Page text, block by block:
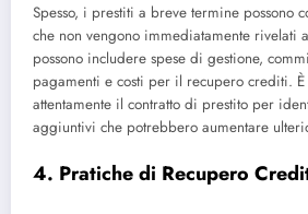
Spesso, i prestiti a breve termine possono
che non vengono immediatamente rivelati
possono includere spese di gestione,
pagamenti e costi per il recupero crediti.
attentamente il contratto di prestito per
aggiuntivi che potrebbero aumentare
4. Pratiche di Recupero